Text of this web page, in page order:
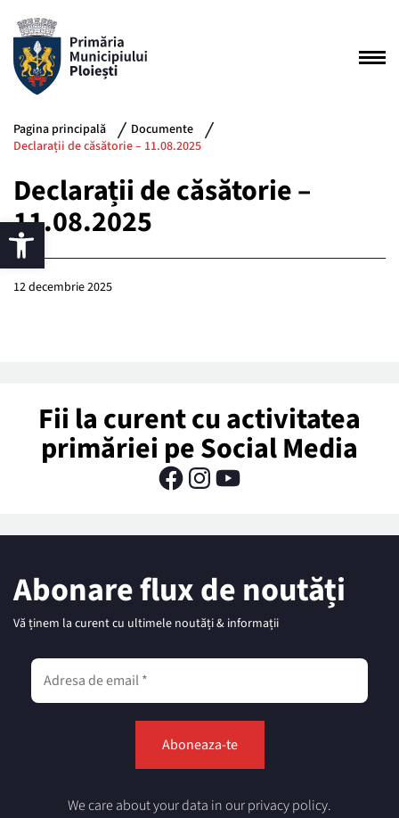
Pagina principală
Documente
Declarații de căsătorie – 11.08.2025
Declarații de căsătorie –
11.08.2025
12 decembrie 2025
Fii la curent cu activitatea
primăriei pe Social Media
Abonare flux de noutăți
Vă ținem la curent cu ultimele noutăți & informații
We care about your data in our privacy policy.